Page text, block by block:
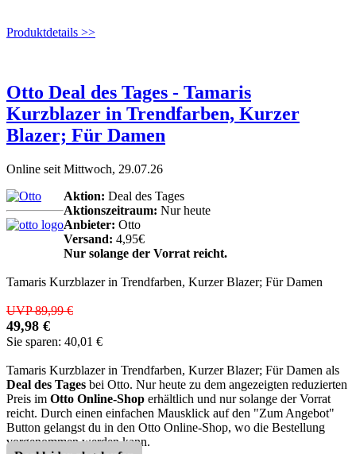
Produktdetails >>
Otto Deal des Tages - Tamaris
Kurzblazer in Trendfarben, Kurzer
Blazer; Für Damen
Online seit Mittwoch, 29.07.26
Aktion: Deal des Tages
Aktionszeitraum: Nur heute
Anbieter: Otto
Versand: 4,95€
Nur solange der Vorrat reicht.
Tamaris Kurzblazer in Trendfarben, Kurzer Blazer; Für Damen
UVP 89,99 €
49,98 €
Sie sparen: 40,01 €
Tamaris Kurzblazer in Trendfarben, Kurzer Blazer; Für Damen als
Deal des Tages bei Otto. Nur heute zu dem angezeigten reduzierten
Preis im Otto Online-Shop erhältlich und nur solange der Vorrat
reicht. Durch einen einfachen Mausklick auf den "Zum Angebot"
Button gelangst du in den Otto Online-Shop, wo die Bestellung
vorgenommen werden kann.